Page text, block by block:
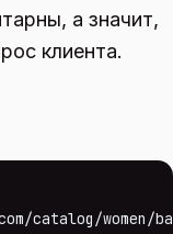
а значит,
клиента.
catalog/women/